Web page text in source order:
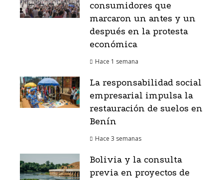
consumidores que
marcaron un antes y un
después en la protesta
económica
Hace 1 semana
La responsabilidad social
empresarial impulsa la
restauración de suelos en
Benín
Hace 3 semanas
Bolivia y la consulta
previa en proyectos de